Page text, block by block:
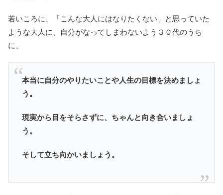
若いころに、「こんな大人にはなりたくない」と思っていた
ような大人に、自分がなってしまわないよう３０代のうち
に、
本当に自分のやりたいことや人生の目標を決めましょ
う。
現実から目をそらさずに、ちゃんと向き合いましょ
う。
そして立ち向かいましょう。